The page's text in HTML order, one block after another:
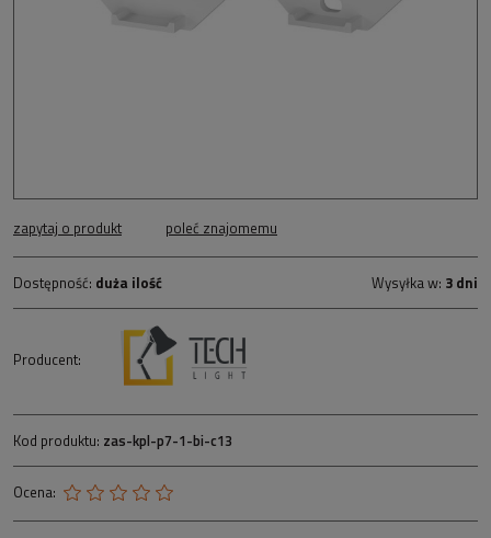
zapytaj o produkt poleć znajomemu
Dostępność: duża ilość Wysyłka w: 3 dni
Producent:
Kod produktu: zas-kpl-p7-1-bi-c13
Ocena: